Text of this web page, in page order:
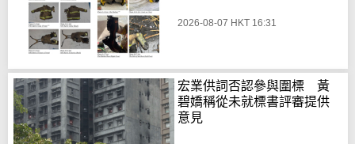
2026-08-07 HKT 16:31
宏業供詞否認參與圍標 黃
碧嬌稱從未就標書評審提供
意見